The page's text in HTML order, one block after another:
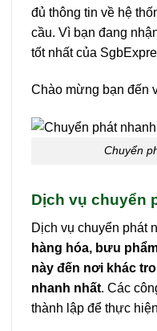
đủ thông tin về hệ
cầu. Vì bạn đang
tốt nhất của
Chào mừng bạn đến
Chuyển
Dịch vụ chuyển
Dịch vụ chuyển phát
hàng hóa, bưu
này đến nơi khác
nhanh nhất. Các
thành lập để thực